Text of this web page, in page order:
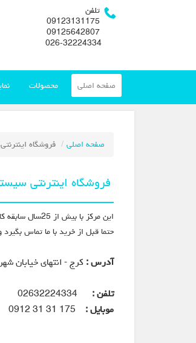
تلفن
09123131175
09125642807
صفحه اصلی محصولات
صفحه اصلی فروشگاه اینترنتی
فروشگاه اینترنتی
این مرکز با بیش از 25سال سابقه کار درخشان و دارای مجوز معتبر از برندهای شناخته شده ایرانی و جهانی، و مورد اطمینان مشتریان گرامی در کرج، در خدمت شما میباشد.
حتما قبل از خرید با ما تماس
آدرس :کرج - انتهای خیابان
تلفن :
02632224334
موبایل :